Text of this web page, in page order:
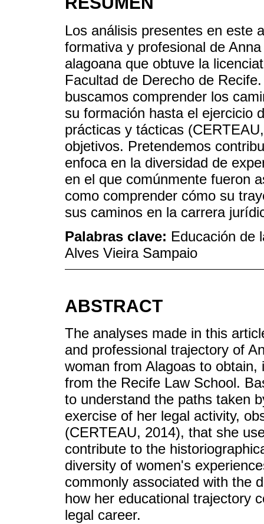
Los análisis presentes en este
formativa y profesional de
alagoana que obtuve la
Facultad de Derecho de
buscamos comprender los
su formación hasta el ejercicio
prácticas y tácticas
objetivos. Pretendemos
enfoca en la diversidad de
en el que comúnmente fueron
como comprender cómo su
sus caminos en la carrera
Palabras clave: Educación de
Alves Vieira Sampaio
ABSTRACT
The analyses made in this
and professional trajectory of
woman from Alagoas to
from the Recife Law School.
to understand the paths taken
exercise of her legal activity,
(CERTEAU, 2014), that she
contribute to the
diversity of women's
commonly associated with the
how her educational trajectory
legal career.